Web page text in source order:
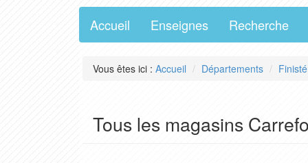
Accueil Enseignes Recherche
Vous êtes ici : Accueil Départements
Tous les magasins